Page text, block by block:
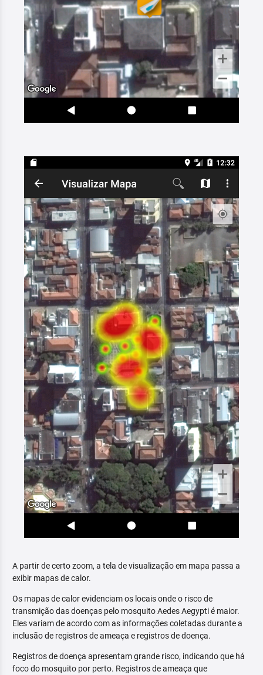
A partir de certo zoom, a tela de visualização em mapa passa a
exibir mapas de calor.
Os mapas de calor evidenciam os locais onde o risco de
transmição das doenças pelo mosquito Aedes Aegypti é maior.
Eles variam de acordo com as informações coletadas durante a
inclusão de registros de ameaça e registros de doença.
Registros de doença apresentam grande risco, indicando que há
foco do mosquito por perto. Registros de ameaça que